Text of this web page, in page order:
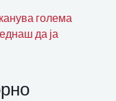
голема
да ја